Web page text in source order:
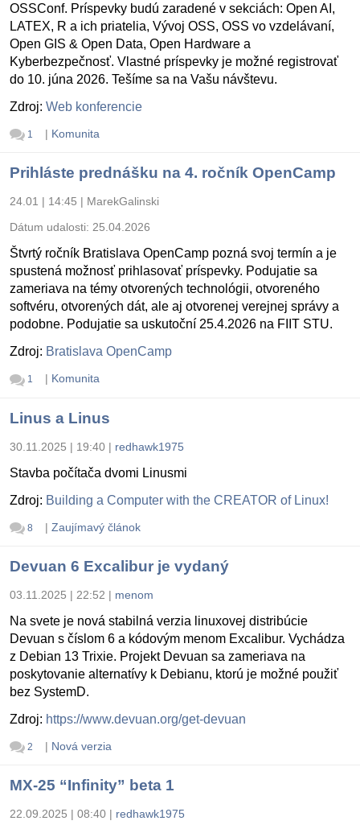
OSSConf. Príspevky budú zaradené v sekciách: Open AI,
LATEX, R a ich priatelia, Vývoj OSS, OSS vo vzdelávaní,
Open GIS & Open Data, Open Hardware a
Kyberbezpečnosť. Vlastné príspevky je možné registrovať
do 10. júna 2026. Tešíme sa na Vašu návštevu.
Zdroj: Web konferencie
1 | Komunita
Prihláste prednášku na 4. ročník OpenCamp
24.01 | 14:45 | MarekGalinski
Dátum udalosti: 25.04.2026
Štvrtý ročník Bratislava OpenCamp pozná svoj termín a je
spustená možnosť prihlasovať príspevky. Podujatie sa
zameriava na témy otvorených technológii, otvoreného
softvéru, otvorených dát, ale aj otvorenej verejnej správy a
podobne. Podujatie sa uskutoční 25.4.2026 na FIIT STU.
Zdroj: Bratislava OpenCamp
1 | Komunita
Linus a Linus
30.11.2025 | 19:40 | redhawk1975
Stavba počítača dvomi Linusmi
Zdroj: Building a Computer with the CREATOR of Linux!
8 | Zaujímavý článok
Devuan 6 Excalibur je vydaný
03.11.2025 | 22:52 | menom
Na svete je nová stabilná verzia linuxovej distribúcie
Devuan s číslom 6 a kódovým menom Excalibur. Vychádza
z Debian 13 Trixie. Projekt Devuan sa zameriava na
poskytovanie alternatívy k Debianu, ktorú je možné použiť
bez SystemD.
Zdroj: https://www.devuan.org/get-devuan
2 | Nová verzia
MX-25 “Infinity” beta 1
22.09.2025 | 08:40 | redhawk1975